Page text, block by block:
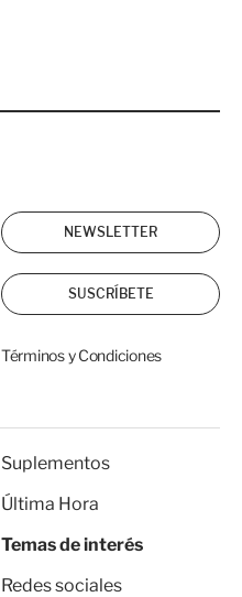
NEWSLETTER
SUSCRÍBETE
Términos y Condiciones
Suplementos
Última Hora
Temas de interés
Redes sociales